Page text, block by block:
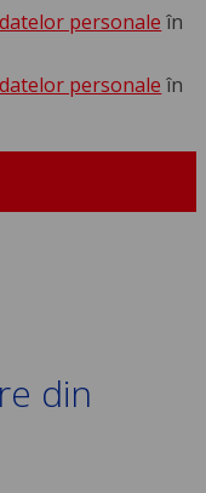
personale în
personale în
din